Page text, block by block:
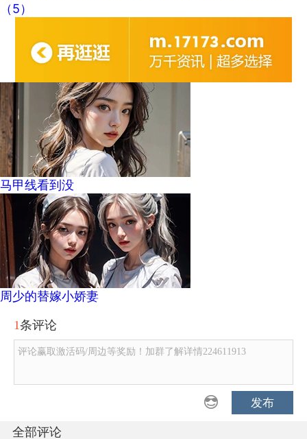
（5）
马甲线看到没
周少的替嫁小娇妻
1条评论
评论赢取激活码/周边等奖励！加群了解详情224611913
发布
全部评论